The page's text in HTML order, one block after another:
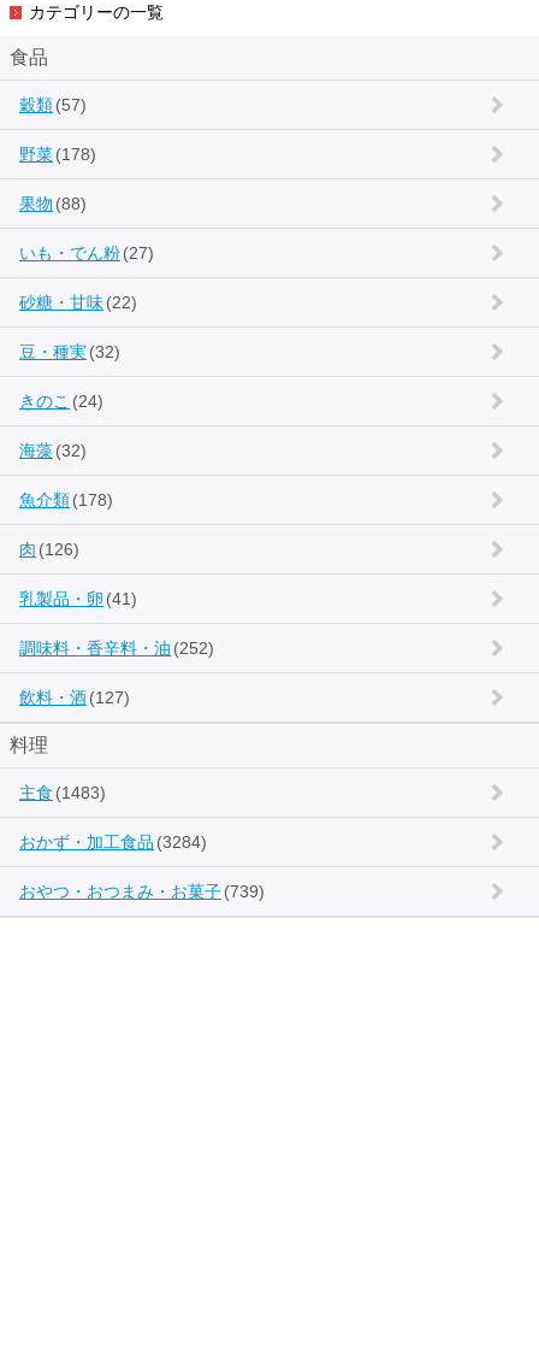
カテゴリーの一覧
食品
穀類(57)
野菜(178)
果物 (88)
いも・でん粉(27)
砂糖・甘味(22)
豆・種実(32)
きのこ (24)
海藻(32)
魚介類(178)
肉 (126)
乳製品・卵 (41)
調味料・香辛料・油 (252)
飲料・酒(127)
料理
主食 (1483)
おかず・加工食品 (3284)
おやつ・おつまみ・お菓子(739)